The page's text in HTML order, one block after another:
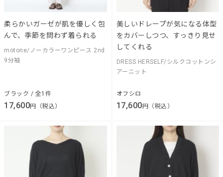
柔らかいガーゼが肌を優しく包
んで、季節を問わず着られる
motone/ノーカラーワンピース 2nd
9分袖
ブラック / 全1件
17,600円（税込）
美しいドレープが気になる体型
をカバーしつつ、すっきり見せ
してくれる
DRESS HERSELF/シルクコットンシ
アーニット
オフシロ
17,600 円（税込）